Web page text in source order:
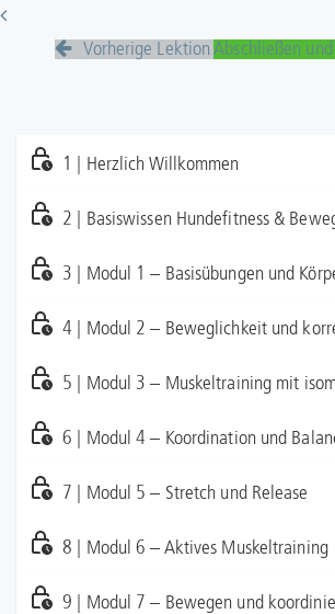
Vorherige Lektion Abschließen
1 | Herzlich Willkommen
2 | Basiswissen Hundefitness &
3 | Modul 1 – Basisübungen und
4 | Modul 2 – Beweglichkeit und
5 | Modul 3 – Muskeltraining mit
6 | Modul 4 – Koordination und
7 | Modul 5 – Stretch und Release
8 | Modul 6 – Aktives Muskeltraining
9 | Modul 7 – Bewegen und